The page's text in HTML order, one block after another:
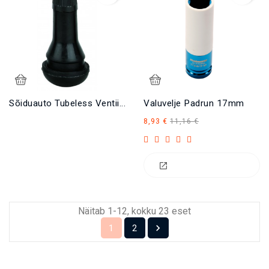
Sõiduauto Tubeless Ventiil TR413 Valuvelje Padrun 17mm
8,93 € Tavahind
11,16 €Hind
Näitab 1-12, kokku 23 eset
1 2 